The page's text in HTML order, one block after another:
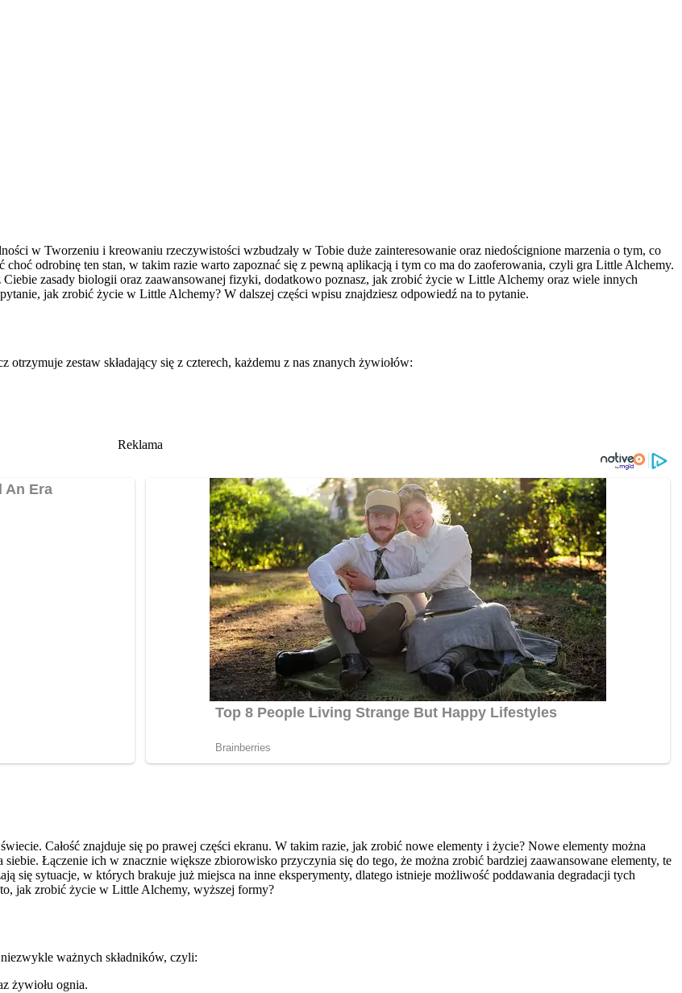
w Tworzeniu i kreowaniu rzeczywistości wzbudzały w Tobie duże zainteresowanie oraz niedoścignione marzenia o tym, co
choć odrobinę ten stan, w takim razie warto zapoznać się z pewną aplikacją i tym co ma do zaoferowania, czyli gra Little Alchemy.
zasady biologii oraz zaawansowanej fizyki, dodatkowo poznasz, jak zrobić życie w Little Alchemy oraz wiele innych
jak zrobić życie w Little Alchemy? W dalszej części wpisu znajdziesz odpowiedź na to pytanie.
zestaw składający się z czterech, każdemu z nas znanych żywiołów:
Reklama
Całość znajduje się po prawej części ekranu. W takim razie, jak zrobić nowe elementy i życie? Nowe elementy można
siebie. Łączenie ich w znacznie większe zbiorowisko przyczynia się do tego, że można zrobić bardziej zaawansowane elementy, te
się sytuacje, w których brakuje już miejsca na inne eksperymenty, dlatego istnieje możliwość poddawania degradacji tych
jak zrobić życie w Little Alchemy, wyższej formy?
ważnych składników, czyli:
żywiołu ognia.